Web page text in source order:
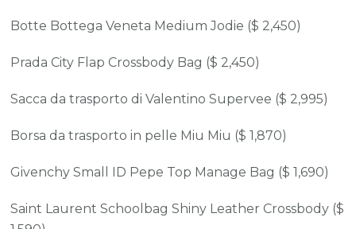
Botte Bottega Veneta Medium Jodie ($ 2,450)
Prada City Flap Crossbody Bag ($ 2,450)
Sacca da trasporto di Valentino Supervee ($ 2,995)
Borsa da trasporto in pelle Miu Miu ($ 1,870)
Givenchy Small ID Pepe Top Manage Bag ($ 1,690)
Saint Laurent Schoolbag Shiny Leather Crossbody ($